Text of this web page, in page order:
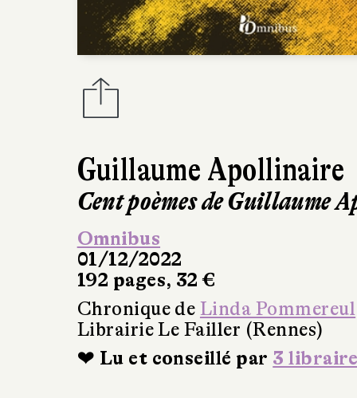
Guillaume Apollinaire
Cent poèmes de Guillaume
Omnibus
01/12/2022
192 pages, 32 €
Chronique de Linda Pommereul
Librairie Le Failler (Rennes)
❤ Lu et conseillé par 3